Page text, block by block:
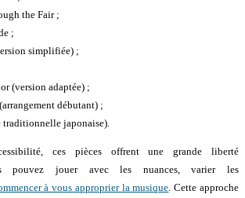
the Fair ;
;
simplifiée) ;
(version adaptée) ;
débutant) ;
traditionnelle japonaise).
ces pièces offrent une grande liberté
pouvez jouer avec les nuances, varier les
à vous approprier la musique . Cette approche